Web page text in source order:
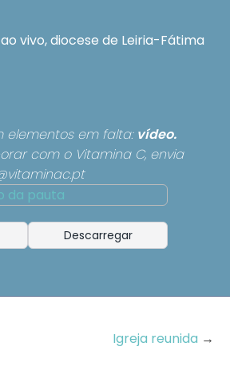
vivo, diocese de Leiria-Fátima
elementos em falta: vídeo.
com o Vitamina C, envia
Descarregar
Igreja reunida →